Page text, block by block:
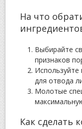
На что
Выбирайте
признаков
для отвода
Молотые
Как сделать